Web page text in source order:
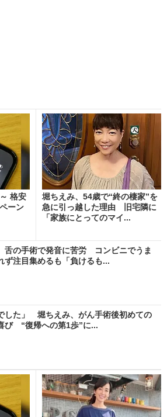
格安
ーン
堀ちえみ、54歳で“終の棲家”を
急に引っ越した理由 旧宅隣に
「家族にとってのマイ...
舌の手術で発音に苦労 コンビニでうま
ず注目集めるも「負けるも...
した」 堀ちえみ、がん手術後初めての
び “復帰への第1歩”に...